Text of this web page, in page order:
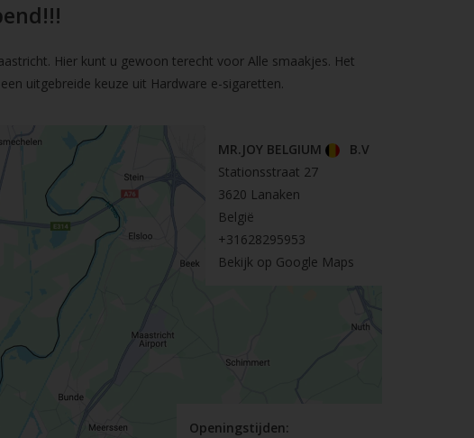
Hier kunt u gewoon terecht voor Alle smaakjes. Het
uitgebreide keuze uit Hardware e-sigaretten.
MR.JOY BELGIUM
B.V
Stationsstraat 27
3620 Lanaken
België
+31628295953
Bekijk op Google Maps
Openingstijden: